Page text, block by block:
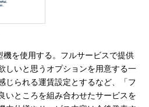
を使用する。フルサービスで提供
しいと思うオプションを用意する一
じられる運賃設定とするなど、「フ
いところを組み合わせたサービスを